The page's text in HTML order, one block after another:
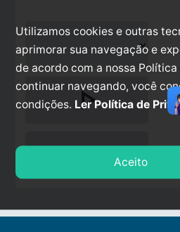
play_arrow
stop
Utilizamos cookies e outras
aprimorar sua navegação e
de acordo com a nossa
continuar navegando, você
condições. Ler Política de
Aceito